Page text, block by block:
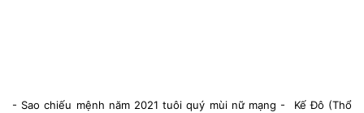
- Sao chiếu mệnh năm 2021 tuôi quý mùi nữ mạng - Kế Đô (Thổ